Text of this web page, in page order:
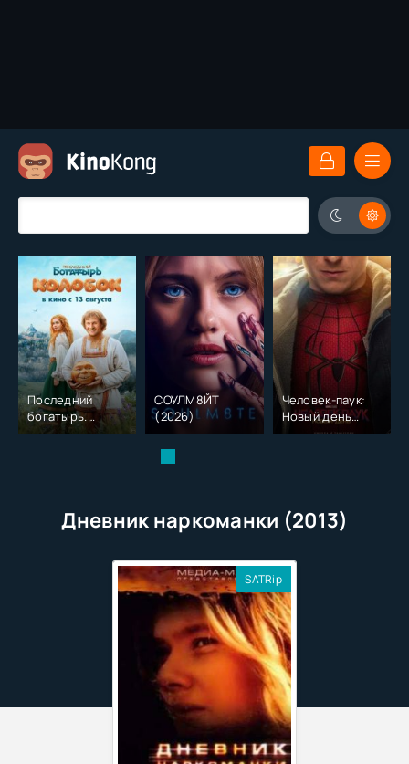
Последний
богатырь.
Колобок (2026)
СОУЛМ8ЙТ
(2026)
Человек-паук:
Новый день
(2026)
Дневник наркоманки (2013)
SATRip